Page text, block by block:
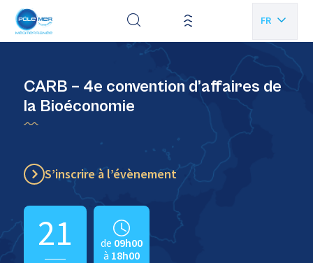
FR
CARB – 4e convention d’affaires de
la Bioéconomie
S’inscrire à l’évènement
21 de 09h00
à 18h00
Panneau de gestion des cookies